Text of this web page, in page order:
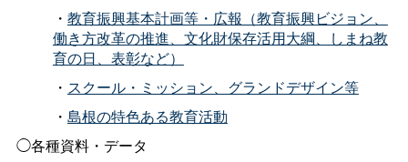
・ 教育振興基本計画等・広報（教育振興ビジョン、
働き方改革の推進、文化財保存活用大綱、しまね教
育の日、表彰など）
・ スクール・ミッション、グランドデザイン等
・ 島根の特色ある教育活動
◯各種資料・データ